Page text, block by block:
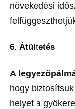
növekedési
6. Átültetés
A
hogy
helyet a